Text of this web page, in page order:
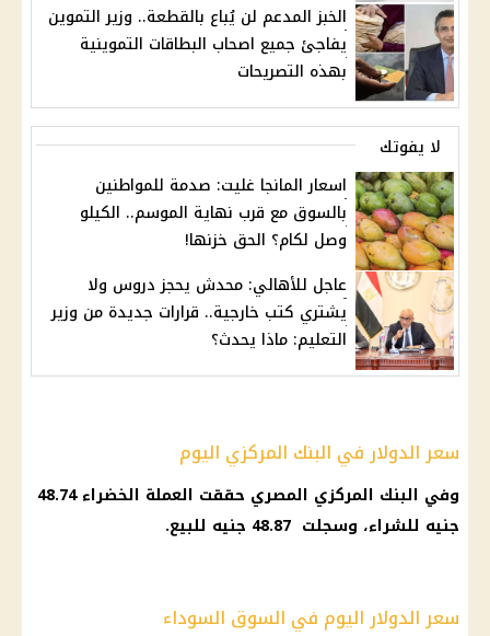
الخبز المدعم لن يُباع بالقطعة.. وزير التموين
يفاجئ جميع اصحاب البطاقات التموينية
بهذه التصريحات
لا يفوتك
اسعار المانجا غليت: صدمة للمواطنين
بالسوق مع قرب نهاية الموسم.. الكيلو
وصل لكام؟ الحق خزنها!
عاجل للأهالي: محدش يحجز دروس ولا
يشتري كتب خارجية.. قرارات جديدة من وزير
التعليم: ماذا يحدث؟
سعر الدولار في البنك المركزي اليوم
وفي البنك المركزي المصري
حققت العملة الخضراء 48.74
جنيه للشراء، وسجلت 48.87 جنيه للبيع.
سعر الدولار اليوم في السوق السوداء